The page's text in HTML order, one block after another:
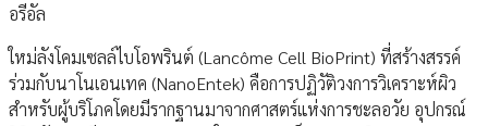
อรีอัล
ใหม่ลังโคมเซลล์ไบโอพรินต์ (Lancôme Cell BioPrint) ที่สร้างสรรค์
ร่วมกับนาโนเอนเทค (NanoEntek) คือการปฏิวัติวงการวิเคราะห์ผิว
สำหรับผู้บริโภคโดยมีรากฐานมาจากศาสตร์แห่งการชะลอวัย อุปกรณ์